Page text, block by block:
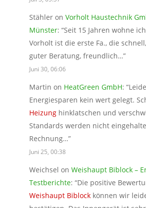
Stähleron Vorholt Haustechnik
Münster: “Seit 15 Jahren wohne
Vorholt ist die erste Fa., die
guter Beratung, freundlich…”
Juni 30, 06:06
Martin on HeatGreen GmbH: “
Energiesparen kein wert gelegt.
Heizunghinklatschen und
Standards werden nicht
Rechnung…”
Juni 25, 00:38
Weichsel on Weishaupt Biblock –
Testberichte: “Die positive
Weishaupt Biblockkönnen wir